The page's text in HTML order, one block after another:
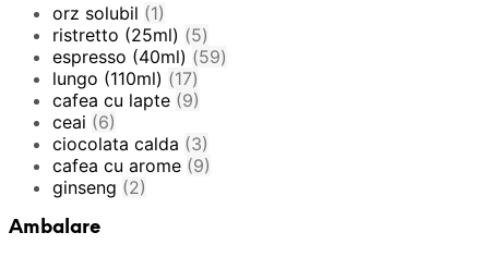
orz solubil (1)
ristretto (25ml) (5)
espresso (40ml) (59)
lungo (110ml) (17)
cafea cu lapte (9)
ceai (6)
ciocolata calda (3)
cafea cu arome (9)
ginseng (2)
Ambalare